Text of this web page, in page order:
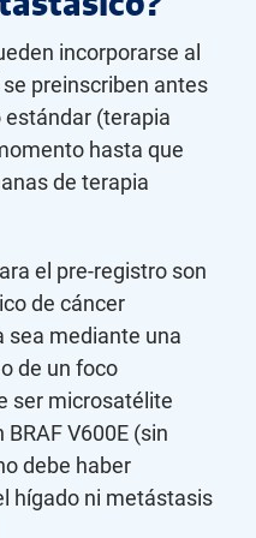
incorporarse al
preinscriben antes
(terapia
hasta que
de terapia
el pre-registro son
de cáncer
sea mediante una
de un foco
ser microsatélite
V600E (sin
debe haber
hígado ni metástasis